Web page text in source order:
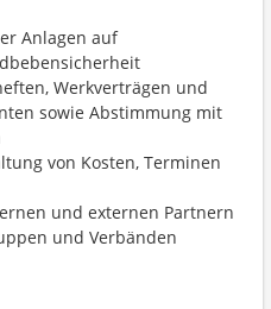
Anlagen auf
Werkverträgen und
sowie Abstimmung mit
von Kosten, Terminen
und externen Partnern
und Verbänden